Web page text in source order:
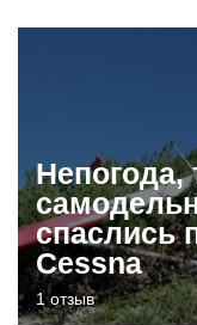
Непогода,
спаслись
Cessna
1 отзыв